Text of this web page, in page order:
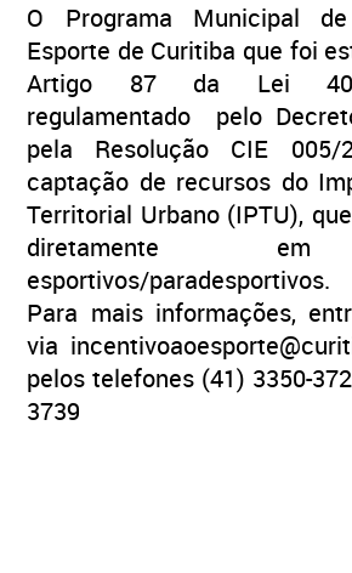
O Programa Municipal
Esporte de Curitiba que foi
Artigo 87 da Lei
regulamentado pelo
pela Resolução CIE 005/
captação de recursos do
Territorial Urbano (IPTU),
diretamente
esportivos/paradesportivos.
Para mais informações,
via
pelos telefones (41) 3350-
3739